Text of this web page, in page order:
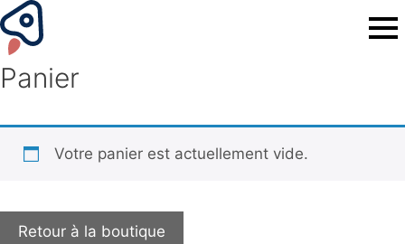
Panier
Votre panier est actuellement vide.
Retour à la boutique